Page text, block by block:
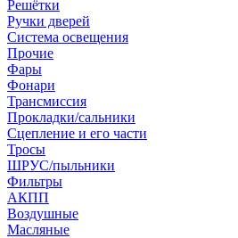
Решётки
Ручки дверей
Система освещения
Прочие
Фары
Фонари
Трансмиссия
Прокладки/сальники
Сцепление и его части
Тросы
ШРУС/пыльники
Фильтры
АКПП
Воздушные
Масляные